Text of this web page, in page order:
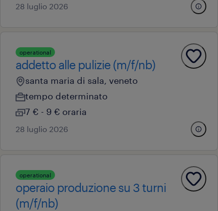
28 luglio 2026
operational
addetto alle pulizie (m/f/nb)
santa maria di sala, veneto
tempo determinato
7 € - 9 € oraria
28 luglio 2026
operational
operaio produzione su 3 turni
(m/f/nb)